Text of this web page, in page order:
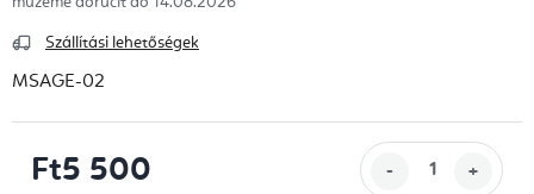
Szállítási lehetőségek
MSAGE-02
Ft5 500